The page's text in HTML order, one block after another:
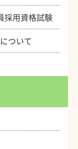
採用資格試験
ついて